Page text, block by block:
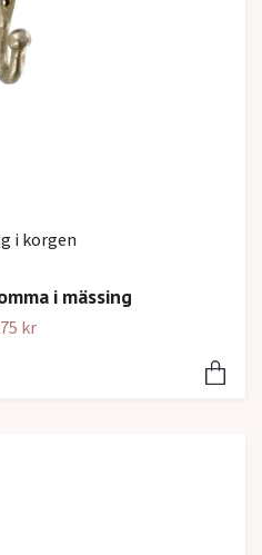
i korgen
i mässing
kr